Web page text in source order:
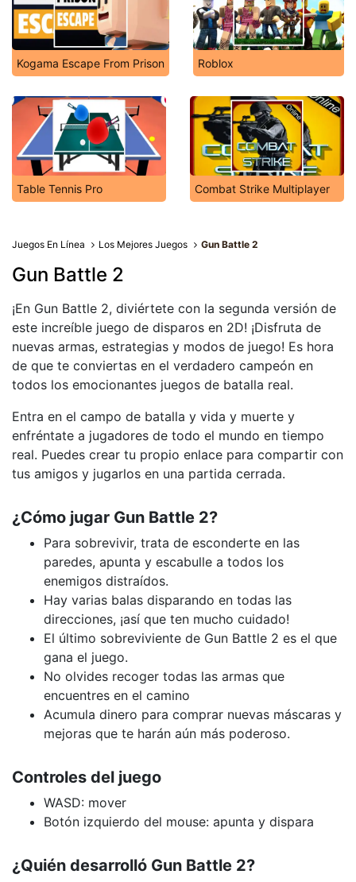
Kogama Escape From Prison Roblox
Table Tennis Pro Combat Strike Multiplayer
Juegos En Línea Los Mejores Juegos Gun Battle 2
Gun Battle 2
¡En Gun Battle 2, diviértete con la segunda versión de
este increíble juego de disparos en 2D! ¡Disfruta de
nuevas armas, estrategias y modos de juego! Es hora
de que te conviertas en el verdadero campeón en
todos los emocionantes juegos de batalla real.
Entra en el campo de batalla y vida y muerte y
enfréntate a jugadores de todo el mundo en tiempo
real. Puedes crear tu propio enlace para compartir con
tus amigos y jugarlos en una partida cerrada.
¿Cómo jugar Gun Battle 2?
Para sobrevivir, trata de esconderte en las
paredes, apunta y escabulle a todos los
enemigos distraídos.
Hay varias balas disparando en todas las
direcciones, ¡así que ten mucho cuidado!
El último sobreviviente de Gun Battle 2 es el que
gana el juego.
No olvides recoger todas las armas que
encuentres en el camino
Acumula dinero para comprar nuevas máscaras y
mejoras que te harán aún más poderoso.
Controles del juego
WASD: mover
Botón izquierdo del mouse: apunta y dispara
¿Quién desarrolló Gun Battle 2?